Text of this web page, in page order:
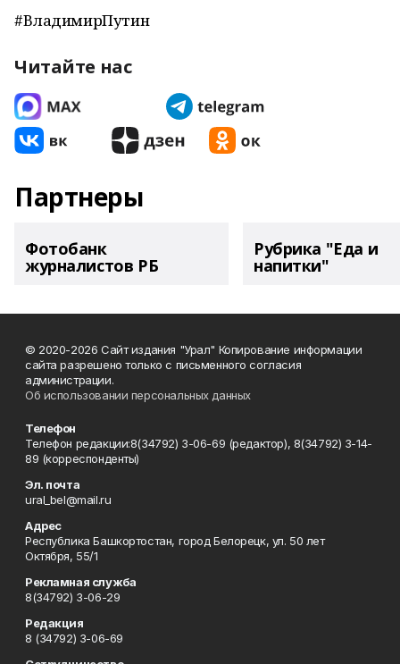
#ВладимирПутин
Читайте нас
Партнеры
Фотобанк
журналистов РБ
Рубрика "Еда и
напитки"
© 2020-2026 Сайт издания "Урал" Копирование информации
сайта разрешено только с письменного согласия
администрации.
Об использовании персональных данных
Телефон
Телефон редакции:8(34792) 3-06-69 (редактор), 8(34792) 3-14-
89 (корреспонденты)
Эл. почта
ural_bel@mail.ru
Адрес
Республика Башкортостан, город Белорецк, ул. 50 лет
Октября, 55/1
Рекламная служба
8(34792) 3-06-29
Редакция
8 (34792) 3-06-69